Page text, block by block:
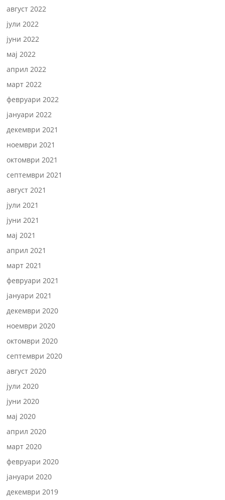
август 2022
јули 2022
јуни 2022
мај 2022
април 2022
март 2022
февруари 2022
јануари 2022
декември 2021
ноември 2021
октомври 2021
септември 2021
август 2021
јули 2021
јуни 2021
мај 2021
април 2021
март 2021
февруари 2021
јануари 2021
декември 2020
ноември 2020
октомври 2020
септември 2020
август 2020
јули 2020
јуни 2020
мај 2020
април 2020
март 2020
февруари 2020
јануари 2020
декември 2019